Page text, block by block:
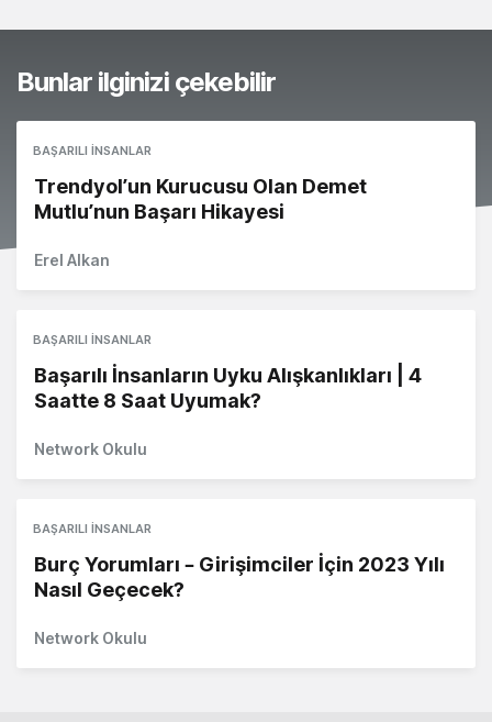
Bunlar ilginizi çekebilir
BAŞARILI İNSANLAR
Trendyol’un Kurucusu Olan Demet
Mutlu’nun Başarı Hikayesi
Erel Alkan
BAŞARILI İNSANLAR
Başarılı İnsanların Uyku Alışkanlıkları | 4
Saatte 8 Saat Uyumak?
Network Okulu
BAŞARILI İNSANLAR
Burç Yorumları – Girişimciler İçin 2023 Yılı
Nasıl Geçecek?
Network Okulu